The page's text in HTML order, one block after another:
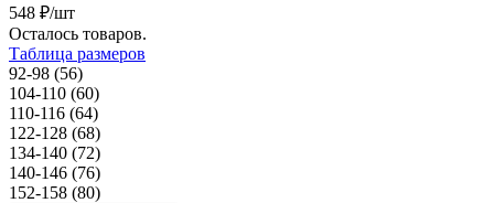
548 ₽/шт
Осталось товаров.
Таблица размеров
92-98 (56)
104-110 (60)
110-116 (64)
122-128 (68)
134-140 (72)
140-146 (76)
152-158 (80)